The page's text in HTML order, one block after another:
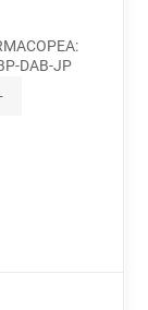
DAB-JP